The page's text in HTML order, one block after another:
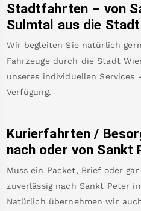
Stadtfahrten – von
Sulmtal aus die
Wir begleiten Sie natürlich
Fahrzeuge durch die Stadt
unseres individuellen
Verfügung.
Kurierfahrten /
nach oder von Sankt
Muss ein Packet, Brief oder
zuverlässig nach Sankt Peter
Natürlich übernehmen wir